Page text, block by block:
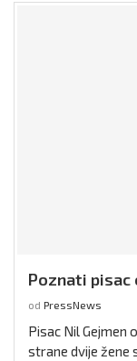
Poznati pisac
od PressNews
Pisac Nil Gejmen
strane dvije žene